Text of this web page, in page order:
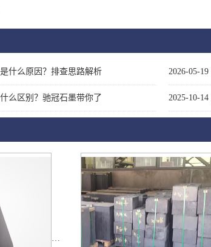
什么原因？排查思路解析 2026-05-19
么区别？驰冠石墨带你了 2025-10-14